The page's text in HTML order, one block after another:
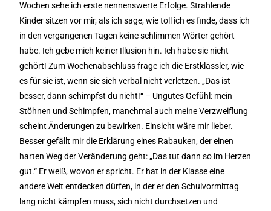
Wochen sehe ich erste nennenswerte Erfolge. Strahlende
Kinder sitzen vor mir, als ich sage, wie toll ich es finde, dass ich
in den vergangenen Tagen keine schlimmen Wörter gehört
habe. Ich gebe mich keiner Illusion hin. Ich habe sie nicht
gehört! Zum Wochenabschluss frage ich die Erstklässler, wie
es für sie ist, wenn sie sich verbal nicht verletzen. „Das ist
besser, dann schimpfst du nicht!“ – Ungutes Gefühl: mein
Stöhnen und Schimpfen, manchmal auch meine Verzweiflung
scheint Änderungen zu bewirken. Einsicht wäre mir lieber.
Besser gefällt mir die Erklärung eines Rabauken, der einen
harten Weg der Veränderung geht: „Das tut dann so im Herzen
gut.“ Er weiß, wovon er spricht. Er hat in der Klasse eine
andere Welt entdecken dürfen, in der er den Schulvormittag
lang nicht kämpfen muss, sich nicht durchsetzen und